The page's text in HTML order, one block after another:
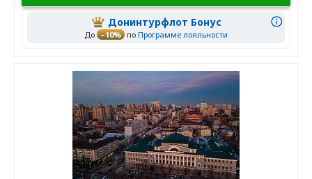
Донинтурфлот Бонус
До –10% по Программе лояльности